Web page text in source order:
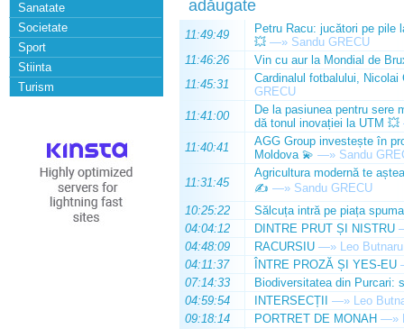
Sanatate
Societate
Sport
Stiinta
Turism
adăugate
11:49:49
Petru Racu: jucători pe pile
💥 —» Sandu GRECU
11:46:26
Vin cu aur la Mondial de
11:45:31
Cardinalul fotbalului,
GRECU
11:41:00
De la pasiunea pentru sere
dă tonul inovației la UTM 💥
11:40:41
AGG Group investește în
Moldova 💫 —» Sandu
11:31:45
Agricultura modernă te
✍️ —» Sandu GRECU
10:25:22
Sălcuța intră pe piața
04:04:12
DINTRE PRUT ȘI NISTRU
04:48:09
RACURSIU —» Leo Butnaru
04:11:37
ÎNTRE PROZĂ ȘI YES-EU
07:14:33
Biodiversitatea din Purcari:
04:59:54
INTERSECȚII —» Leo
09:18:14
PORTRET DE MONAH —»